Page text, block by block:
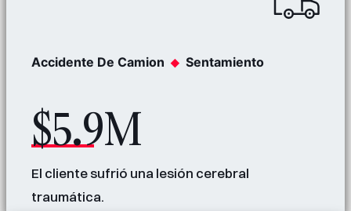
Accidente De Camion Sentamiento
$5.9M
El cliente sufrió una lesión cerebral
traumática.